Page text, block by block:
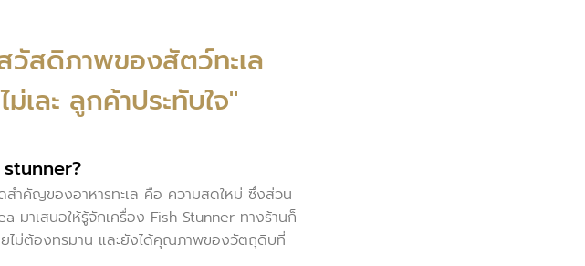
วัสดิภาพของสัตว์ทะเล
ละ ลูกค้าประทับใจ"
stunner?
สำคัญของอาหารทะเล คือ ความสดใหม่ ซึ่งส่วน
มาเสนอให้รู้จักเครื่อง Fish Stunner ทางร้านก็
ยไม่ต้องทรมาน และยังได้คุณภาพของวัตถุดิบที่